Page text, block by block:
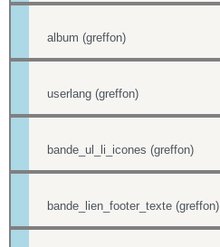
album (greffon)
userlang (greffon)
bande_ul_li_icones (greffon)
bande_lien_footer_texte (greffon)